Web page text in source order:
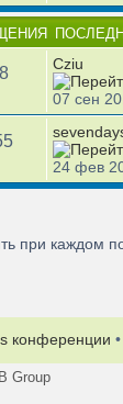
Cziu
07 сен
24 фев
при каждом
конференции
Group